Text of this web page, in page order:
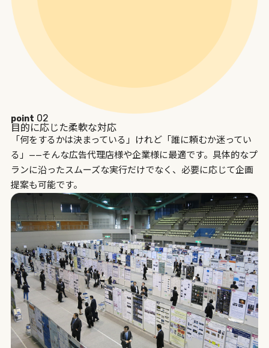
point 02
目的に応じた柔軟な対応
「何をするかは決まっている」けれど「誰に頼むか迷ってい
る」——そんな広告代理店様や企業様に最適です。具体的なプ
ランに沿ったスムーズな実行だけでなく、必要に応じて企画
提案も可能です。